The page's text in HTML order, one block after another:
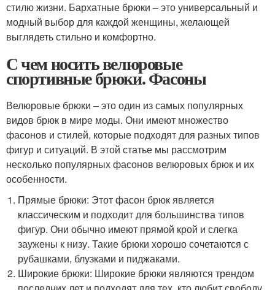
стилю жизни. Бархатные брюки – это универсальный и
модный выбор для каждой женщины, желающей
выглядеть стильно и комфортно.
С чем носить велюровые
спортивные брюки. Фасоны
Велюровые брюки – это один из самых популярных
видов брюк в мире моды. Они имеют множество
фасонов и стилей, которые подходят для разных типов
фигур и ситуаций. В этой статье мы рассмотрим
несколько популярных фасонов велюровых брюк и их
особенности.
Прямые брюки: Этот фасон брюк является
классическим и подходит для большинства типов
фигур. Они обычно имеют прямой крой и слегка
заужены к низу. Такие брюки хорошо сочетаются с
рубашками, блузками и пиджаками.
Широкие брюки: Широкие брюки являются трендом